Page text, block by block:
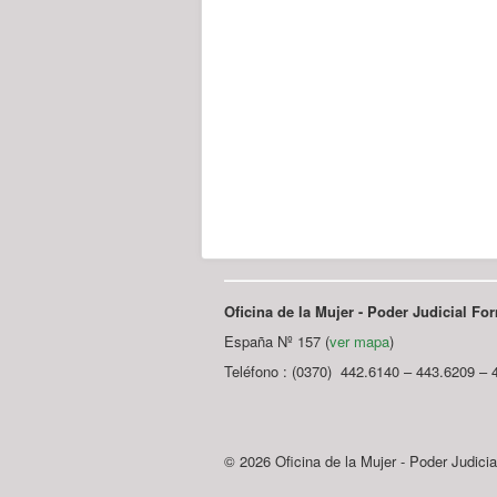
Oficina de la Mujer - Poder Judicial
España Nº 157 (ver mapa)
Teléfono : (0370) 442.6140 – 443.6209 –
© 2026 Oficina de la Mujer - Poder